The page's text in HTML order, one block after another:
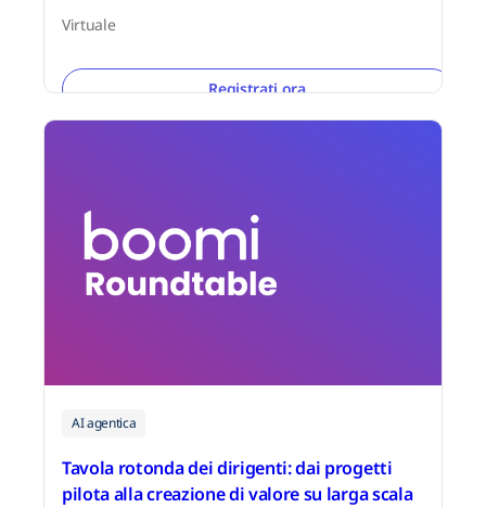
Virtuale
Registrati ora
AI agentica
Tavola rotonda dei dirigenti: dai progetti
pilota alla creazione di valore su larga scala